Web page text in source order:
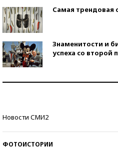
Самая трендовая
Знаменитости и
успеха со второй
Новости СМИ2
ФОТОИСТОРИИ